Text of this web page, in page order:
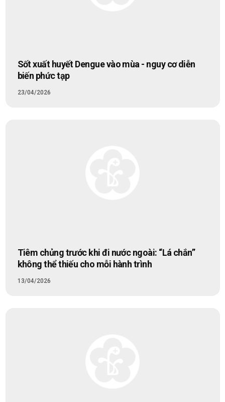
Sốt xuất huyết Dengue vào mùa - nguy cơ diễn
biến phức tạp
23/04/2026
Tiêm chủng trước khi đi nước ngoài: “Lá chắn”
không thể thiếu cho mỗi hành trình
13/04/2026